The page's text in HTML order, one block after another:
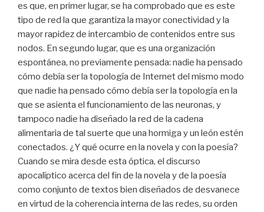
es que, en primer lugar, se ha comprobado que es este
tipo de red la que garantiza la mayor conectividad y la
mayor rapidez de intercambio de contenidos entre sus
nodos. En segundo lugar, que es una organización
espontánea, no previamente pensada: nadie ha pensado
cómo debía ser la topología de Internet del mismo modo
que nadie ha pensado cómo debía ser la topología en la
que se asienta el funcionamiento de las neuronas, y
tampoco nadie ha diseñado la red de la cadena
alimentaria de tal suerte que una hormiga y un león estén
conectados. ¿Y qué ocurre en la novela y con la poesía?
Cuando se mira desde esta óptica, el discurso
apocalíptico acerca del fin de la novela y de la poesía
como conjunto de textos bien diseñados de desvanece
en virtud de la coherencia interna de las redes, su orden